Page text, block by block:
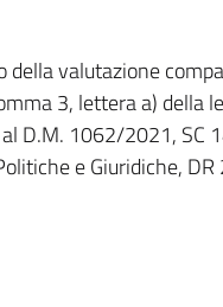
della valutazione
3, lettera a) della
D.M. 1062/2021,
e Giuridiche,